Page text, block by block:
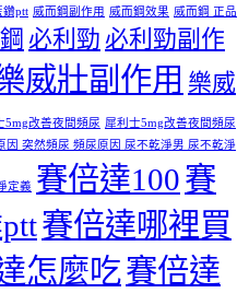
鑽ptt 威而鋼副作用 威而鋼效果 威而鋼 正品
必利勁 必利勁副作
威壯副作用 樂威
5mg改善夜間頻尿 犀利士5mg改善夜間頻尿
突然頻尿 頻尿原因 尿不乾淨男 尿不乾淨
定義 賽倍達100賽
賽倍達哪裡買
怎麼吃賽倍達